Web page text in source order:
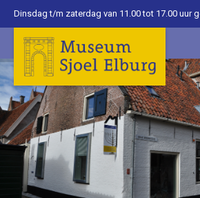
Dinsdag t/m zaterdag van 11.00 tot 17.00 uur